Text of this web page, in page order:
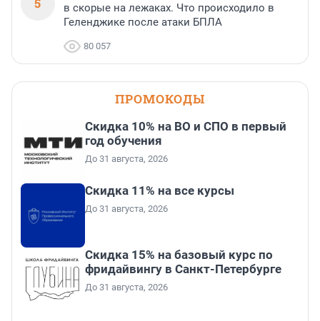
в скорые на лежаках. Что происходило в
Геленджике после атаки БПЛА
80 057
ПРОМОКОДЫ
Скидка 10% на ВО и СПО в первый
год обучения
До 31 августа, 2026
Скидка 11% на все курсы
До 31 августа, 2026
Скидка 15% на базовый курс по
фридайвингу в Санкт-Петербурге
До 31 августа, 2026